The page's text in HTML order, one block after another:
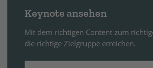
Keynote ansehen
Mit dem richtigen Content zum
die richtige Zielgruppe erreichen.